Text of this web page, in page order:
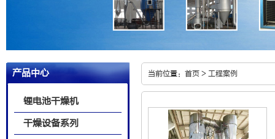
产品中心
锂电池干燥机
干燥设备系列
当前位置： 首页 > 工程案例